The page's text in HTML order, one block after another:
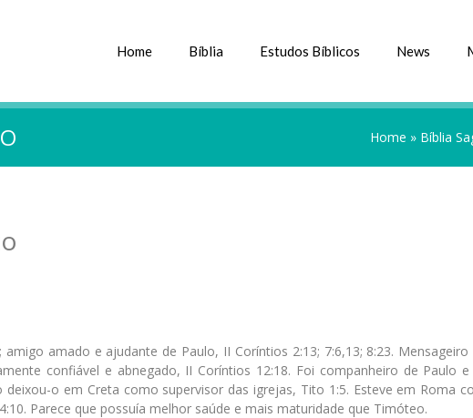
Home Bíblia Estudos Bíblicos News
Home » Bíblia
amado e ajudante de Paulo, II Coríntios 2:13; 7:6,13; 8:23. Mensageiro
confiável e abnegado, II Coríntios 12:18. Foi companheiro de Paulo e
deixou-o em Creta como supervisor das igrejas, Tito 1:5. Esteve em Roma
Parece que possuía melhor saúde e mais maturidade que Timóteo.